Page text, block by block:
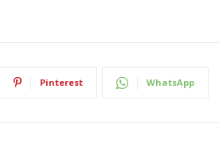
Pinterest WhatsApp